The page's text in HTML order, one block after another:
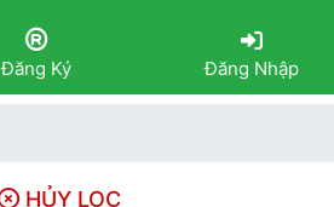
Đăng Ký Đăng Nhập
HỦY LỌC